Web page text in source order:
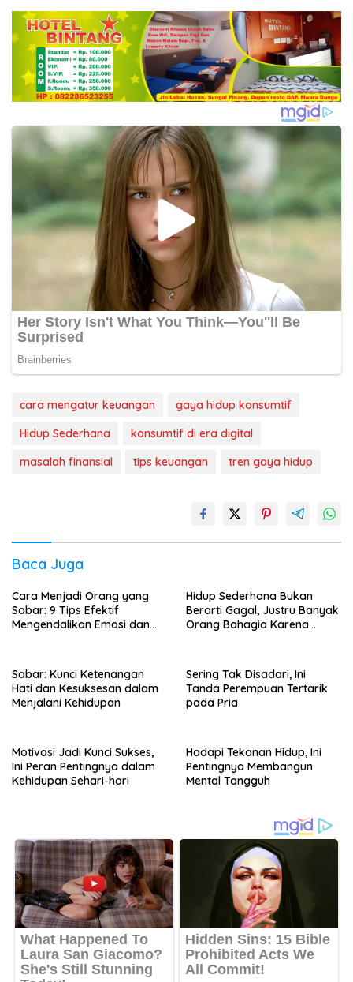
cara mengatur keuangan
gaya hidup konsumtif
Hidup Sederhana
konsumtif di era digital
masalah finansial
tips keuangan tren gaya hidup
Baca Juga
Cara Menjadi Orang yang
Sabar: 9 Tips Efektif
Mengendalikan Emosi dan
Hidup Sederhana Bukan
Berarti Gagal, Justru Banyak
Orang Bahagia Karena
Sabar: Kunci Ketenangan
Hati dan Kesuksesan dalam
Menjalani Kehidupan
Sering Tak Disadari, Ini
Tanda Perempuan Tertarik
pada Pria
Motivasi Jadi Kunci Sukses,
Ini Peran Pentingnya dalam
Kehidupan Sehari-hari
Hadapi Tekanan Hidup, Ini
Pentingnya Membangun
Mental Tangguh